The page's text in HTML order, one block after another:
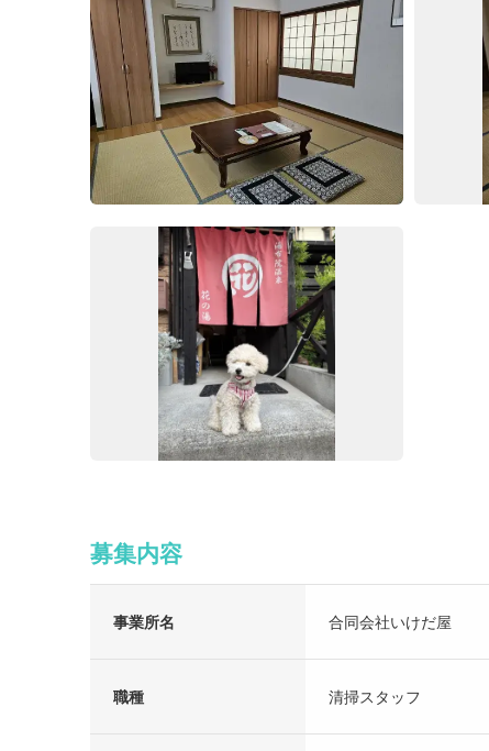
募集内容
事業所名 合同会社いけだ屋
職種 清掃スタッフ